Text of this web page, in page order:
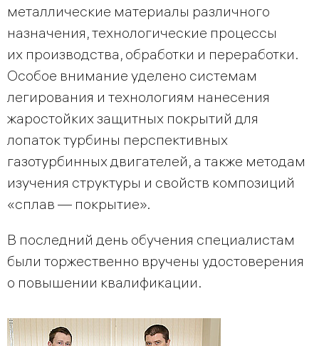
металлические материалы различного
назначения, технологические процессы
их производства, обработки и переработки.
Особое внимание уделено системам
легирования и технологиям нанесения
жаростойких защитных покрытий для
лопаток турбины перспективных
газотурбинных двигателей, а также методам
изучения структуры и свойств композиций
«сплав — покрытие».
В последний день обучения специалистам
были торжественно вручены удостоверения
о повышении квалификации.